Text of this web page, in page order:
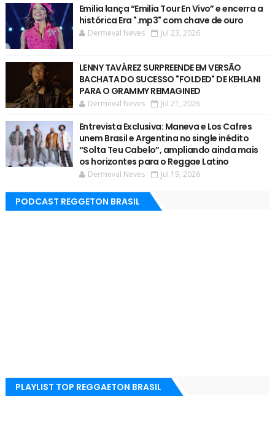
Emilia lança “Emilia Tour En Vivo” e encerra a
histórica Era ".mp3" com chave de ouro
Dermeval Neves Jul 23, 2026
LENNY TAVÁREZ SURPREENDE EM VERSÃO
BACHATA DO SUCESSO "FOLDED" DE KEHLANI
PARA O GRAMMY REIMAGINED
Dermeval Neves Jul 21, 2026
Entrevista Exclusiva: Maneva e Los Cafres
unem Brasil e Argentina no single inédito
“Solta Teu Cabelo”, ampliando ainda mais
os horizontes para o Reggae Latino
Dermeval Neves Jul 19, 2026
PODCAST REGGETON BRASIL
PLAYLIST TOP REGGAETON BRASIL